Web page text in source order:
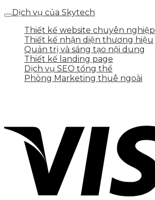
Dịch vụ của Skytech
Thiết kế website chuyên nghiệp
Thiết kế nhận diện thương hiệu
Quản trị và sáng tạo nội dung
Thiết kế landing page
Dịch vụ SEO tổng thể
Phòng Marketing thuê ngoài